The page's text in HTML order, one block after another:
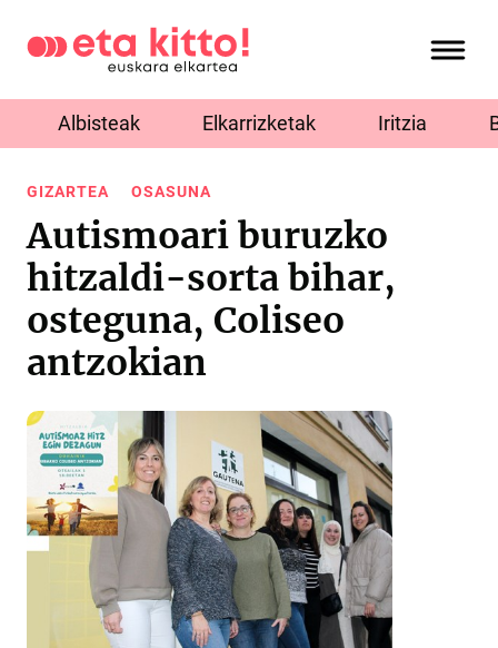
Albisteak Elkarrizketak Iritzia
GIZARTEA OSASUNA
Autismoari buruzko
hitzaldi-sorta bihar,
osteguna, Coliseo
antzokian